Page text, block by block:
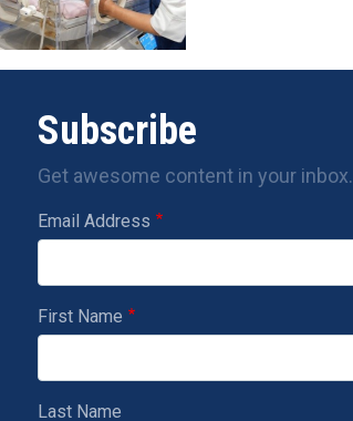
Subscribe
Get awesome content in your inbox.
Email Address
First Name
Last Name